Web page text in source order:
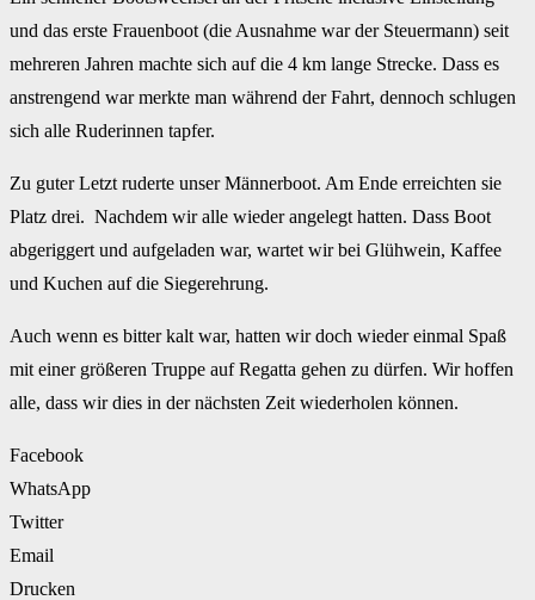
und das erste Frauenboot (die Ausnahme war der Steuermann) seit
mehreren Jahren machte sich auf die 4 km lange Strecke. Dass es
anstrengend war merkte man während der Fahrt, dennoch schlugen
sich alle Ruderinnen tapfer.
Zu guter Letzt ruderte unser Männerboot. Am Ende erreichten sie
Platz drei. Nachdem wir alle wieder angelegt hatten. Dass Boot
abgeriggert und aufgeladen war, wartet wir bei Glühwein, Kaffee
und Kuchen auf die Siegerehrung.
Auch wenn es bitter kalt war, hatten wir doch wieder einmal Spaß
mit einer größeren Truppe auf Regatta gehen zu dürfen. Wir hoffen
alle, dass wir dies in der nächsten Zeit wiederholen können.
Facebook
WhatsApp
Twitter
Email
Drucken